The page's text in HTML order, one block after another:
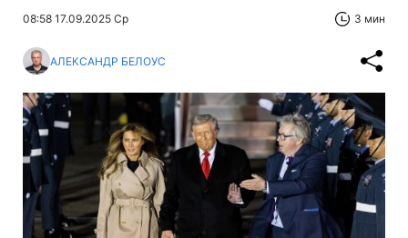
08:58 17.09.2025 Ср 3 мин
АЛЕКСАНДР БЕЛОУС